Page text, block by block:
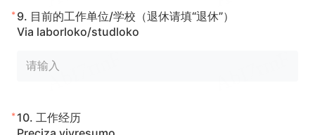
* 9. 目前的工作单位/学校（退休请填“退休”）
Via laborloko/studloko
* 10. 工作经历